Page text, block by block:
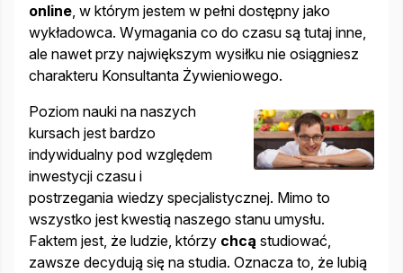
online , w którym jestem w pełni dostępny jako
wykładowca. Wymagania co do czasu są tutaj inne,
ale nawet przy największym wysiłku nie osiągniesz
charakteru Konsultanta Żywieniowego.
Poziom nauki na naszych
kursach jest bardzo
indywidualny pod względem
inwestycji czasu i
postrzegania wiedzy specjalistycznej. Mimo to
wszystko jest kwestią naszego stanu umysłu.
Faktem jest, że ludzie, którzy chcą studiować,
zawsze decydują się na studia. Oznacza to, że lubią